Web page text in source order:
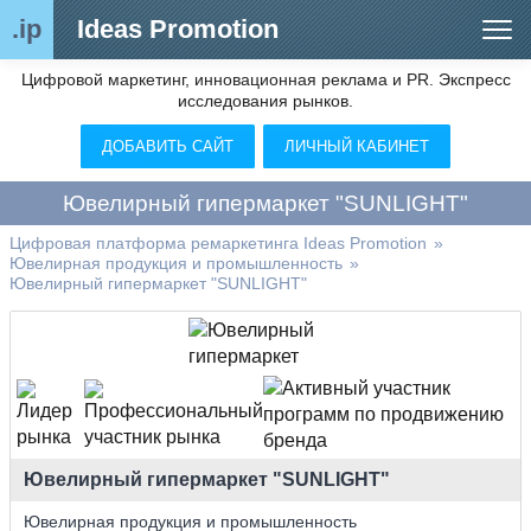
.ip Ideas Promotion
Сегменты рынка
Цифровой ремаркетинг (анализ рынка)
Видео
О нас
Контакты
Цифровой маркетинг, инновационная реклама и PR. Экспресс
исследования рынков.
ДОБАВИТЬ САЙТ ЛИЧНЫЙ КАБИНЕТ
Ювелирный гипермаркет "SUNLIGHT"
Цифровая платформа ремаркетинга Ideas Promotion »
Ювелирная продукция и промышленность »
Ювелирный гипермаркет "SUNLIGHT"
Ювелирный гипермаркет "SUNLIGHT"
Ювелирная продукция и промышленность